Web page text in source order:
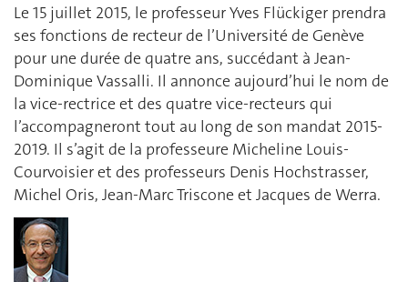
Le 15 juillet 2015, le professeur Yves Flückiger prendra
ses fonctions de recteur de l’Université de Genève
pour une durée de quatre ans, succédant à Jean-
Dominique Vassalli. Il annonce aujourd’hui le nom de
la vice-rectrice et des quatre vice-recteurs qui
l’accompagneront tout au long de son mandat 2015-
2019. Il s’agit de la professeure Micheline Louis-
Courvoisier et des professeurs Denis Hochstrasser,
Michel Oris, Jean-Marc Triscone et Jacques de Werra.